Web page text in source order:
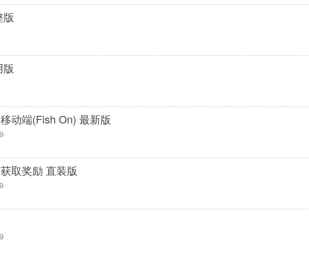
动端(Fish On) 最新版
取奖励 直装版